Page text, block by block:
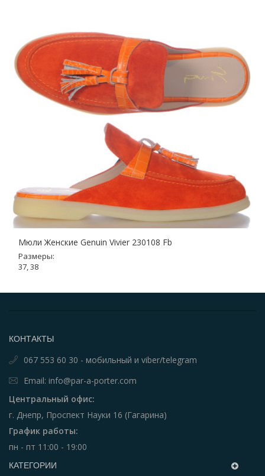
Мюли Женские Genuin Vivier 230108 Fb
Размеры:
37, 38
КОНТАКТЫ
067 553 60 30 - мобильный и viber/telegram
Email: info@par-a-porter.com
Центральный офис:
г. Днепр, Проспект Науки 16 (Гагарина)
График работы:
пн - пт 11:00 - 19:00
КАТЕГОРИИ